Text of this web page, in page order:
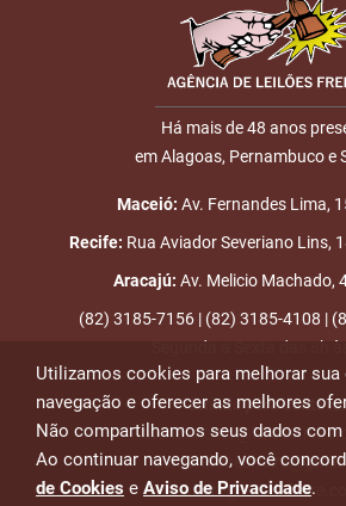
Há mais de 48 anos
em Alagoas, Pernambuco e
Maceió: Av. Fernandes Lima,
Recife: Rua Aviador Severiano Lins,
Aracajú: Av. Melicio Machado,
(82) 3185-7156 | (82) 3185-4108 |
Segunda a Sexta das 8h
Emails para contato:
Utilizamos cookies para melhorar sua
navegação e oferecer as melhores
Não compartilhamos seus dados
Ao continuar navegando, você
de Cookies e Aviso de Privacidade.